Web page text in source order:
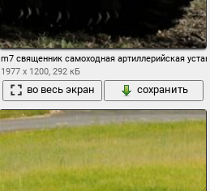
m7 священник самоходная артиллерийская
1977 x 1200, 292 кБ
во весь экран сохранить